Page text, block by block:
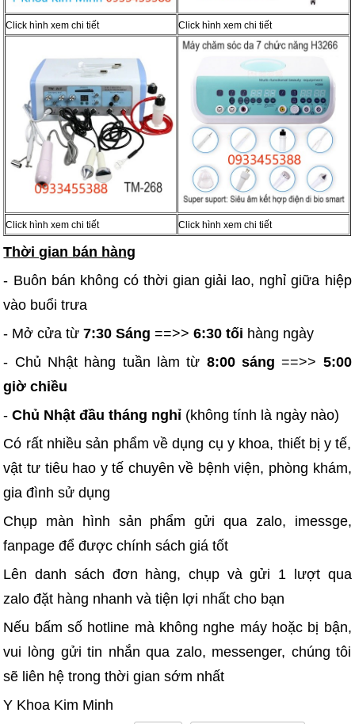
Click hình xem chi tiết Click hình xem chi tiết
Click hình xem chi tiết Click hình xem chi tiết
Thời gian bán hàng
- Buôn bán không có thời gian giải lao, nghỉ giữa hiệp
vào buổi trưa
- Mở cửa từ7:30 Sáng ==>> 6:30 tối hàng ngày
- Chủ Nhật hàng tuần làm từ 8:00 sáng ==>> 5:00
giờ chiều
-Chủ Nhật đầu tháng nghỉ (không tính là ngày nào)
Có rất nhiều sản phẩm về dụng cụ y khoa, thiết bị y tế,
vật tư tiêu hao y tế chuyên về bệnh viện, phòng khám,
gia đình sử dụng
Chụp màn hình sản phẩm gửi qua zalo, imessge,
fanpage để được chính sách giá tốt
Lên danh sách đơn hàng, chụp và gửi 1 lượt qua
zalo đặt hàng nhanh và tiện lợi nhất cho bạn
Nếu bấm số hotline mà không nghe máy hoặc bị bận,
vui lòng gửi tin nhắn qua zalo, messenger, chúng tôi
sẽ liên hệ trong thời gian sớm nhất
Y Khoa Kim Minh